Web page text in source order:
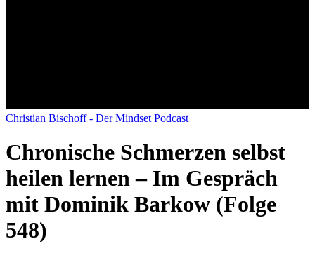
Christian Bischoff - Der Mindset Podcast
Chronische Schmerzen selbst
heilen lernen – Im Gespräch
mit Dominik Barkow (Folge
548)